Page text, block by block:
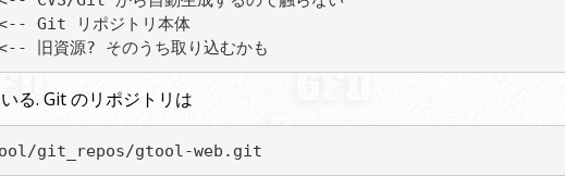
リポジトリ本体
? そのうち取り込むかも
る. Git のリポジトリは
git_repos/gtool-web.git